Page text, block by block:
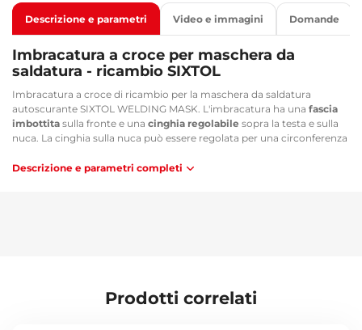
Descrizione e parametri Video e immagini Domande
Imbracatura a croce per maschera da
saldatura - ricambio SIXTOL
Imbracatura a croce di ricambio per la maschera da saldatura
autoscurante SIXTOL WELDING MASK. L'imbracatura ha una fascia
imbottita sulla fronte e una cinghia regolabile sopra la testa e sulla
nuca. La cinghia sulla nuca può essere regolata per una circonferenza
Descrizione e parametri completi
Prodotti correlati